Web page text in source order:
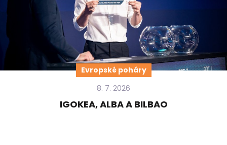
Evropské poháry
8. 7. 2026
IGOKEA, ALBA A BILBAO